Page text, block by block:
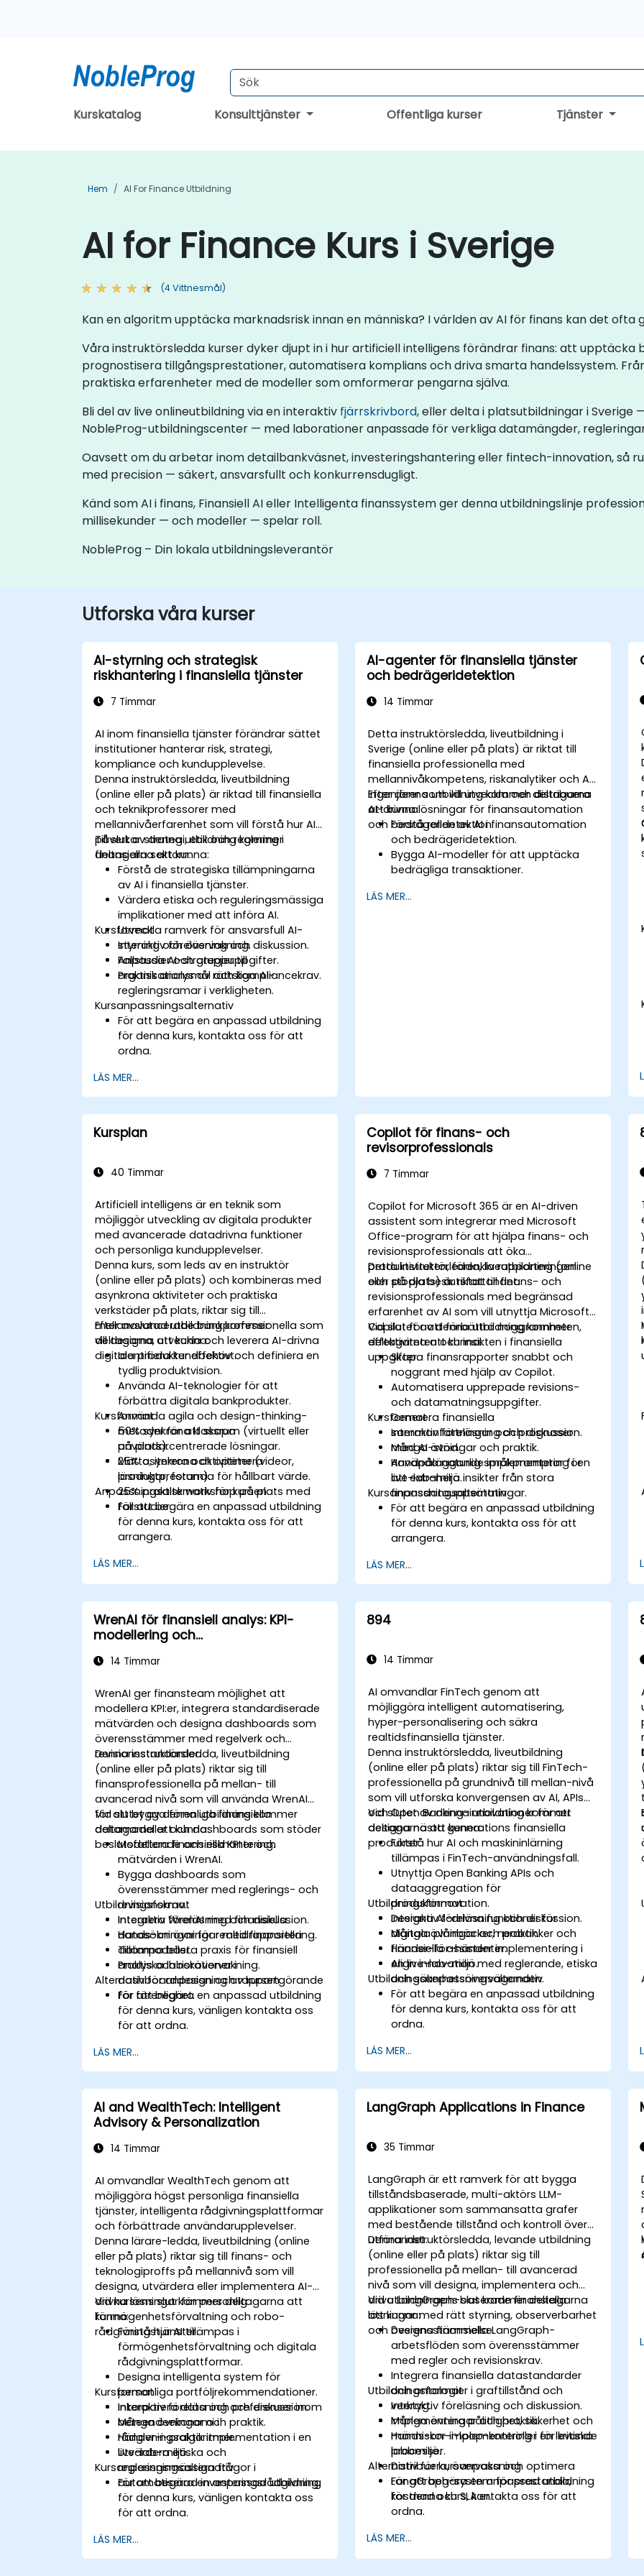
Kurskatalog Konsulttjänster Offentliga kurser Tjänster
Hem AI For Finance Utbildning
AI for Finance Kurs i Sverige
(4 Vittnesmål)
Kan en algoritm upptäcka marknadsrisk innan en människa? I världen av AI för finans kan det ofta
Våra instruktörsledda kurser dyker djupt in i hur artificiell intelligens förändrar finans: att upptäcka
prognostisera tillgångsprestationer, automatisera komplians och driva smarta handelssystem.
praktiska erfarenheter med de modeller som omformerar pengarna själva.
Bli del av live onlineutbildning via en interaktiv fjärrskrivbord, eller delta i platsutbildningar i Sverige
NobleProg-utbildningscenter — med laborationer anpassade för verkliga datamängder,
Oavsett om du arbetar inom detailbankväsnet, investeringshantering eller fintech-innovation, så
med precision — säkert, ansvarsfullt och konkurrensdugligt.
Känd som AI i finans, Finansiell AI eller Intelligenta finanssystem ger denna utbildningslinje
millisekunder — och modeller — spelar roll.
NobleProg – Din lokala utbildningsleverantör
Utforska våra kurser
AI-styrning och strategisk
riskhantering i finansiella tjänster
7 Timmar
AI inom finansiella tjänster förändrar sättet
institutioner hanterar risk, strategi,
kompliance och kundupplevelse.
Denna instruktörsledda, liveutbildning
(online eller på plats) är riktad till finansiella
och teknikprofessorer med
mellannivåerfarenhet som vill förstå hur AI
påverkar strategi, etik och reglering i
finansiella sektorn.
Till slut av denna utbildning kommer
deltagarna att kunna:
Förstå de strategiska tillämpningarna
av AI i finansiella tjänster.
Värdera etiska och reguleringsmässiga
implikationer med att införa AI.
Utveckla ramverk för ansvarsfull AI-
styrning och övervakning.
Anpassa AI-strategier till
organisationsmål och kompliancekrav.
Kursformat
Interaktiv föreläsning och diskussion.
Fallstudier och gruppuppgifter.
Praktisk analys av rättsliga AI-
regleringsramar i verkligheten.
Kursanpassningsalternativ
För att begära en anpassad utbildning
för denna kurs, kontakta oss för att
ordna.
LÄS MER...
AI-agenter för finansiella tjänster
och bedrägeridetektion
14 Timmar
Detta instruktörsledda, liveutbildning i
Sverige (online eller på plats) är riktat till
finansiella professionella med
mellannivåkompetens, riskanalytiker och AI-
ingenjörer som vill utveckla och distribuera
AI-drivna lösningar för finansautomation
och bedrägeridetektion.
Efter denna utbildning kommer deltagarna
att kunna:
Förstå rollen av AI i finansautomation
och bedrägeridetektion.
Bygga AI-modeller för att upptäcka
bedrägliga transaktioner.
realtidsriskbedömning.
LÄS MER...
Kursplan
40 Timmar
Artificiell intelligens är en teknik som
möjliggör utveckling av digitala produkter
med avancerade datadrivna funktioner
och personliga kundupplevelser.
Denna kurs, som leds av en instruktör
(online eller på plats) och kombineras med
asynkrona aktiviteter och praktiska
verkstäder på plats, riktar sig till
mellanavancerade bankprofessionella som
vill designa, utveckla och leverera AI-drivna
digitala produkter effektivt.
Efter avslutad utbildning kommer
deltagarna att kunna:
Identifiera kundbehov och definiera en
tydlig produktvision.
Använda AI-teknologier för att
förbättra digitala bankprodukter.
Använda agila och design-thinking-
metoder för att skapa
användarcentrerade lösningar.
Mätta, iterera och optimera
produktprestanda för hållbart värde.
Kursformat
50% synkrona klassrum (virtuellt eller
på plats).
25% asynkrona aktiviteter (videor,
läsningar, forum).
25% praktisk workshop på plats med
fallstudier.
Anpassningsalternativ för kursen
För att begära en anpassad utbildning
för denna kurs, kontakta oss för att
arrangera.
LÄS MER...
Copilot för finans- och
revisorprofessionals
7 Timmar
Copilot for Microsoft 365 är en AI-driven
assistent som integrerar med Microsoft
Office-program för att hjälpa finans- och
revisionsprofessionals att öka
produktiviteten, förenkla rapporteringen
och stödja beslutsfattandet.
Detta instruktörledda, liveutbildning (online
eller på plats) är riktat till finans- och
revisionsprofessionals med begränsad
erfarenhet av AI som vill utnyttja Microsoft
Copilot för att förbättra noggrannheten,
effektiviteten och insikten i finansiella
uppgifter.
Vid slutet av denna utbildning kommer
deltagarna att kunna:
Skapa finansrapporter snabbt och
noggrant med hjälp av Copilot.
Automatisera upprepade revisions-
och datamatningsuppgifter.
Generera finansiella
sammanfattningar och prognoser
med AI-stöd.
Använda naturlig språkpromptar för
att extrahera insikter från stora
finansdatauppsättningar.
Kursformat
Interaktiv föreläsning och diskussion.
Många övningar och praktik.
Handpåläggande implementering i en
live-lab-miljö.
Kursanpassningsalternativ
För att begära en anpassad utbildning
för denna kurs, kontakta oss för att
arrangera.
LÄS MER...
WrenAI för finansiell analys: KPI-
modellering och
instrumentpaneler
14 Timmar
WrenAI ger finansteam möjlighet att
modellera KPI:er, integrera standardiserade
mätvärden och designa dashboards som
överensstämmer med regelverk och
revisionsstandarder.
Denna instruktörsledda, liveutbildning
(online eller på plats) riktar sig till
finansprofessionella på mellan- till
avancerad nivå som vill använda WrenAI
för att bygga förenliga finansiella
datamodeller och dashboards som stöder
beslutsfattande och riskhantering.
Vid slutet av denna utbildning kommer
deltagarna att kunna:
Modellera finansiella KPI:er och
mätvärden i WrenAI.
Bygga dashboards som
överensstämmer med reglerings- och
revisionskrav.
Integrera WrenAI med finansiella
datasökningar för realtidrapportering.
Tillämpa bästa praxis för finansiell
analys och riskövervakning.
Utbildningsformat
Interaktiv föreläsning och diskussion.
Hands-on övningar med finansiella
datamodeller.
Praktiska laborationer i
dashboarddesign och rapportgörande
för förenlighet.
Alternativ för anpassning av kursen
För att begära en anpassad utbildning
för denna kurs, vänligen kontakta oss
för att ordna.
LÄS MER...
894
14 Timmar
AI omvandlar FinTech genom att
möjliggöra intelligent automatisering,
hyper-personalisering och säkra
realtidsfinansiella tjänster.
Denna instruktörsledda, liveutbildning
(online eller på plats) riktar sig till FinTech-
professionella på grundnivå till mellan-nivå
som vill utforska konvergensen av AI, APIs
och Open Banking-innovationer för att
designa nästa generations finansiella
produkter.
Vid slutet av denna utbildning kommer
deltagarna att kunna:
Förstå hur AI och maskininlärning
tillämpas i FinTech-användningsfall.
Utnyttja Open Banking APIs och
dataaggregation för
produktinnovation.
Designa AI-drivna funktioner för
digitala plånböcker, neobanker och
finansiella assistenter.
Align innovation med reglerande, etiska
och säkerhetsöverväganden.
Utbildningsformat
Interaktiv föreläsning och diskussion.
Många övningar och praktik.
Händer-för-händer implementering i
en live-lab-miljö.
Utbildningsanpassningsalternativ
För att begära en anpassad utbildning
för denna kurs, kontakta oss för att
ordna.
LÄS MER...
AI and WealthTech: Intelligent
Advisory & Personalization
14 Timmar
AI omvandlar WealthTech genom att
möjliggöra högst personliga finansiella
tjänster, intelligenta rådgivningsplattformar
och förbättrade användarupplevelser.
Denna lärare-ledda, liveutbildning (online
eller på plats) riktar sig till finans- och
teknologiproffs på mellannivå som vill
designa, utvärdera eller implementera AI-
drivna lösningar för personlig
förmögenhetsförvaltning och robo-
rådgivningstjänster.
Vid kursens slut kommer deltagarna att
kunna:
Förstå hur AI tillämpas i
förmögenhetsförvaltning och digitala
rådgivningsplattformar.
Designa intelligenta system för
personliga portföljrekommendationer.
Inkorporera data och preferenser inom
beteendeekonomi i
rådgivningsalgoritmer.
Utvärdera etiska och
regleringsmässiga frågor i
automatiserad investeringsrådgivning.
Kursformat
Interaktiv föreläsning och diskussion.
Många övningar och praktik.
Händer-i-praktik implementation i en
live-lab-miljö.
Kursanpassningsalternativ
För att begära en anpassad utbildning
för denna kurs, vänligen kontakta oss
för att ordna.
LÄS MER...
LangGraph Applications in Finance
35 Timmar
LangGraph är ett ramverk för att bygga
tillståndsbaserade, multi-aktörs LLM-
applikationer som sammansatta grafer
med bestående tillstånd och kontroll över
utförandet.
Denna instruktörsledda, levande utbildning
(online eller på plats) riktar sig till
professionella på mellan- till avancerad
nivå som vill designa, implementera och
driva LangGraph-baserade finansiella
lösningar med rätt styrning, observerbarhet
och överensstämmelse.
Vid utbildningens slut kommer deltagarna
att kunna:
Designa finansiella LangGraph-
arbetsflöden som överensstämmer
med regler och revisionskrav.
Integrera finansiella datastandarder
och ontologier i graftillstånd och
verktyg.
Implementera pålitlighet, säkerhet och
människor-i-loop-kontroller för kritiska
processer.
Distribuera, övervaka och optimera
LangGraph-system för prestanda,
kostnad och SLA:er.
Utbildningsformat
Interaktiv föreläsning och diskussion.
Många övningar och praktik.
Hands-on-implementering i en levande
labbmiljö.
Alternativ för kursanpassning
För att begära en anpassad utbildning
för denna kurs, kontakta oss för att
ordna.
LÄS MER...